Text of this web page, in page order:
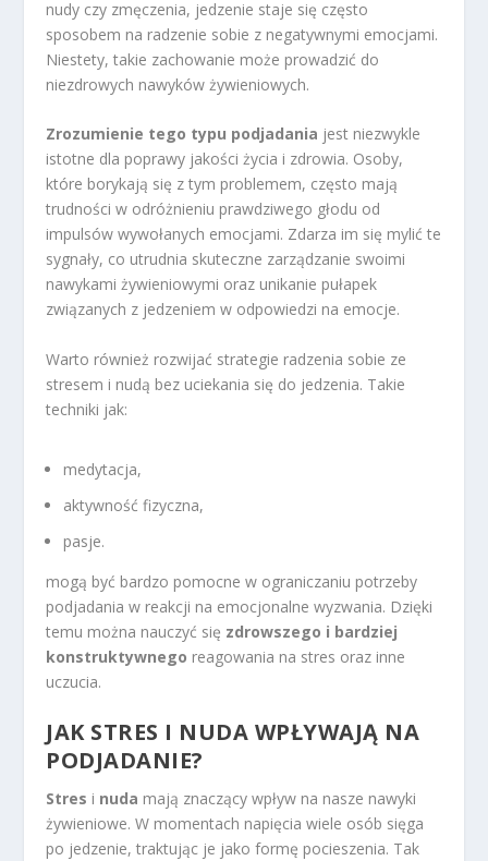
nudy czy zmęczenia, jedzenie staje się często
sposobem na radzenie sobie z negatywnymi emocjami.
Niestety, takie zachowanie może prowadzić do
niezdrowych nawyków żywieniowych.
Zrozumienie tego typu podjadania jest niezwykle
istotne dla poprawy jakości życia i zdrowia. Osoby,
które borykają się z tym problemem, często mają
trudności w odróżnieniu prawdziwego głodu od
impulsów wywołanych emocjami. Zdarza im się mylić te
sygnały, co utrudnia skuteczne zarządzanie swoimi
nawykami żywieniowymi oraz unikanie pułapek
związanych z jedzeniem w odpowiedzi na emocje.
Warto również rozwijać strategie radzenia sobie ze
stresem i nudą bez uciekania się do jedzenia. Takie
techniki jak:
medytacja,
aktywność fizyczna,
pasje.
mogą być bardzo pomocne w ograniczaniu potrzeby
podjadania w reakcji na emocjonalne wyzwania. Dzięki
temu można nauczyć się zdrowszego i bardziej
konstruktywnego reagowania na stres oraz inne
uczucia.
JAK STRES I NUDA WPŁYWAJĄ NA
PODJADANIE?
Stres i nuda mają znaczący wpływ na nasze nawyki
żywieniowe. W momentach napięcia wiele osób sięga
po jedzenie, traktując je jako formę pocieszenia. Tak